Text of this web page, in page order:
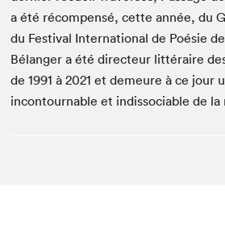
a été récompensé, cette année, du
du Festival International de Poésie
Bélanger a été directeur littéraire
de 1991 à 2021 et demeure à ce jour
incontournable et indissociable de la